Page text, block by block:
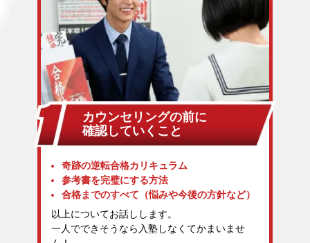
カウンセリングの前に
確認していくこと
奇跡の逆転合格カリキュラム
参考書を完璧にする方法
合格までのすべて（悩みや今後の方針など）
以上についてお話しします。
一人でできそうなら入塾しなくてかまいませ